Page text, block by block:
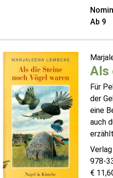
Ab 9
Als
Für
der
eine
auch
978-
€